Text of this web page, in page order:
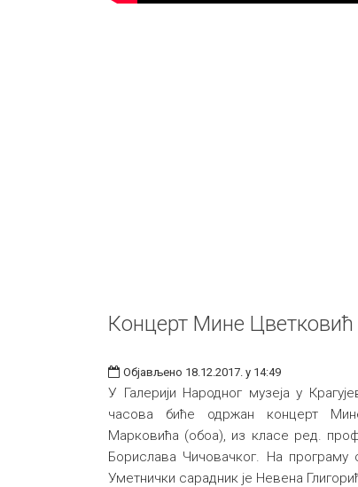
Концерт Мине
Објављено 18.12.2017. у 14:49
У Галерији Народног музеја у
часова биће одржан концерт
Марковића (обоа), из класе ред.
Борислава Чичовачког. На програму
Уметнички сарадник је Невена